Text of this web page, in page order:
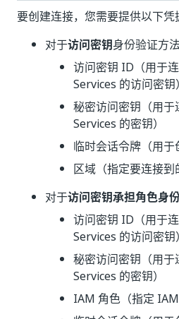
要创建连接，您需要提供以下凭
对于访问密钥身份验证方
访问密钥 ID（用于
Services 的访问密钥）
秘密访问密钥（用
Services 的密钥）
临时会话令牌（用于
区域（指定要连接到
对于访问密钥承担角色身
访问密钥 ID（用于
Services 的访问密钥）
秘密访问密钥（用
Services 的密钥）
IAM 角色（指定 IAM